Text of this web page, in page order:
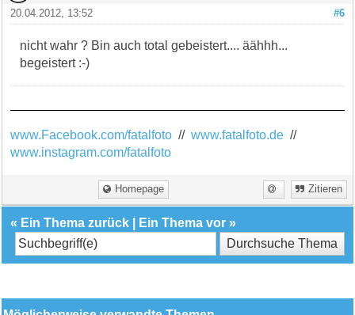
#6
20.04.2012, 13:52
nicht wahr ? Bin auch total gebeistert.... äähhh...
begeistert :-)
www.Facebook.com/fatalfoto //www.fatalfoto.de //
www.instagram.com/fatalfoto
Homepage Zitieren
« Ein Thema zurück Ein Thema vor »